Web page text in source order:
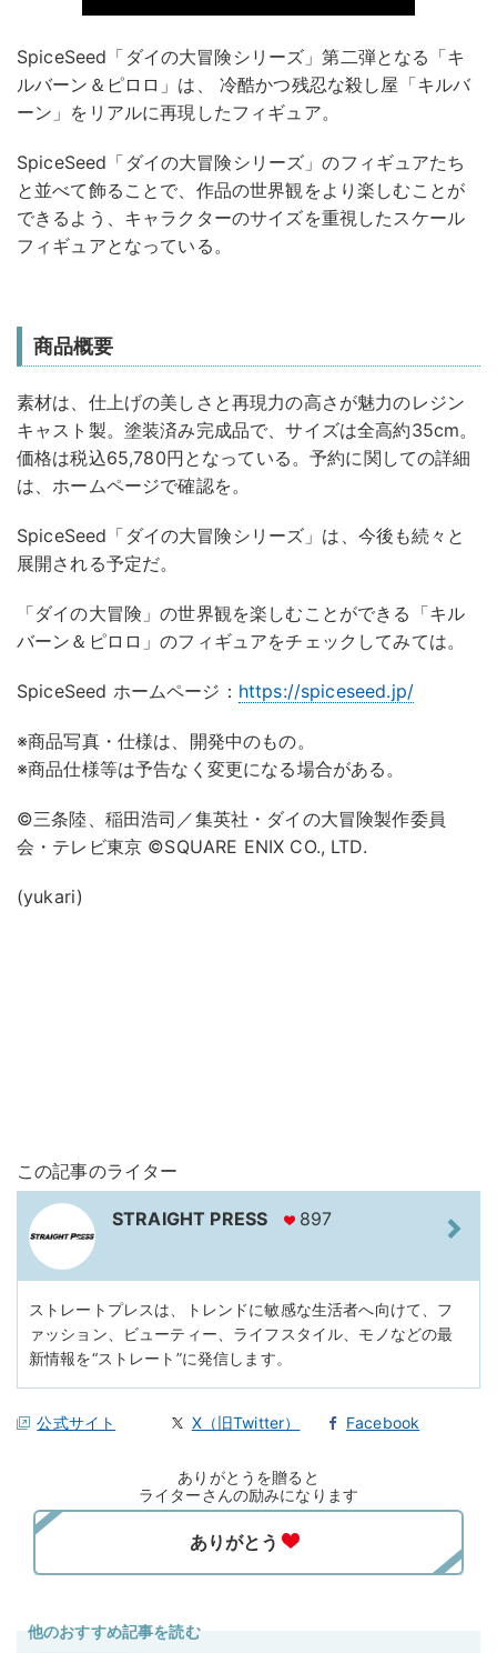
SpiceSeed「ダイの大冒険シリーズ」第二弾となる「キ
ルバーン＆ピロロ」は、 冷酷かつ残忍な殺し屋「キルバ
ーン」をリアルに再現したフィギュア。
SpiceSeed「ダイの大冒険シリーズ」のフィギュアたち
と並べて飾ることで、作品の世界観をより楽しむことが
できるよう、キャラクターのサイズを重視したスケール
フィギュアとなっている。
商品概要
素材は、仕上げの美しさと再現力の高さが魅力のレジン
キャスト製。塗装済み完成品で、サイズは全高約35cm。
価格は税込65,780円となっている。予約に関しての詳細
は、ホームページで確認を。
SpiceSeed「ダイの大冒険シリーズ」は、今後も続々と
展開される予定だ。
「ダイの大冒険」の世界観を楽しむことができる「キル
バーン＆ピロロ」のフィギュアをチェックしてみては。
SpiceSeed ホームページ： https://spiceseed.jp/
※商品写真・仕様は、開発中のもの。
※商品仕様等は予告なく変更になる場合がある。
©三条陸、稲田浩司／集英社・ダイの大冒険製作委員
会・テレビ東京 ©SQUARE ENIX CO., LTD.
(yukari)
この記事のライター
STRAIGHT PRESS 897
ストレートプレスは、トレンドに敏感な生活者へ向けて、フ
ァッション、ビューティー、ライフスタイル、モノなどの最
新情報を“ストレート”に発信します。
公式サイト X（旧Twitter） Facebook
ありがとうを贈ると
ライターさんの励みになります
他のおすすめ記事を読む